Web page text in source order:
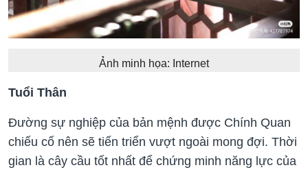
Ảnh minh họa: Internet
Tuổi Thân
Đường sự nghiệp của bản mệnh được Chính Quan
chiếu cố nên sẽ tiến triển vượt ngoài mong đợi. Thời
gian là cây cầu tốt nhất để chứng minh năng lực của